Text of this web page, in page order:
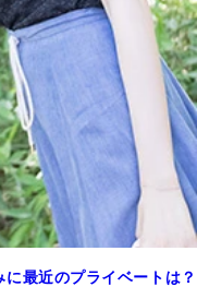
最近のプライベートは？